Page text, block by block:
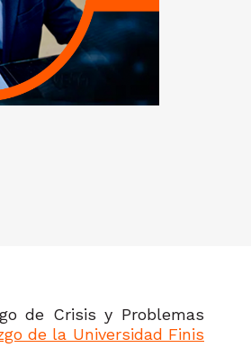
de Crisis y Problemas
de la Universidad Finis